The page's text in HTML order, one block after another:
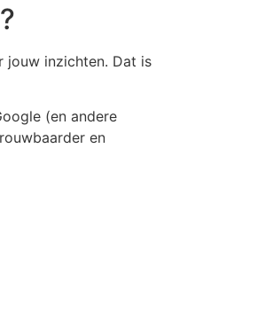
jouw inzichten. Dat is
(en andere
en